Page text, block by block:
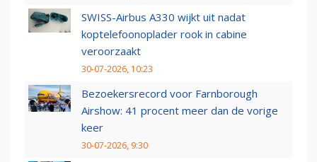
SWISS-Airbus A330 wijkt uit nadat
koptelefoonoplader rook in cabine
veroorzaakt
30-07-2026, 10:23
Bezoekersrecord voor Farnborough
Airshow: 41 procent meer dan de vorige
keer
30-07-2026, 9:30